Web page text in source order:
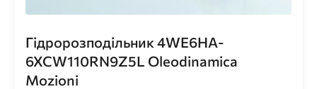
Гідророзподільник 4WE6HA-
6XCW110RN9Z5L Oleodinamica
Mozioni